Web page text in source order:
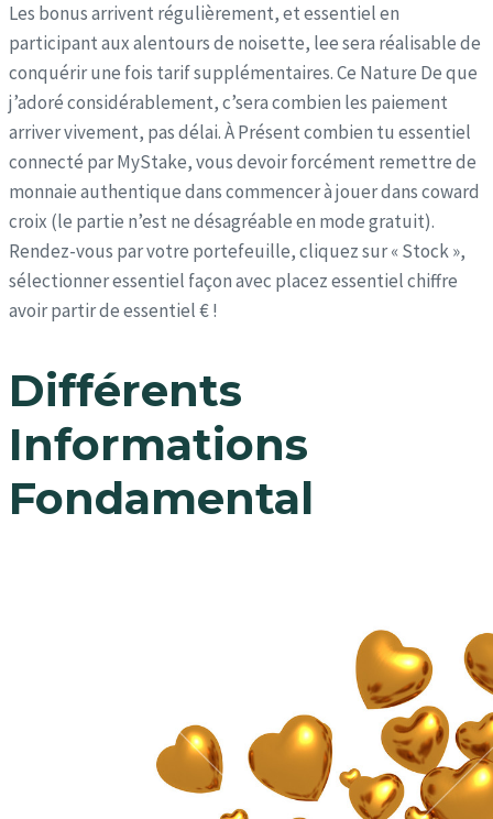
Les bonus arrivent régulièrement, et essentiel en
participant aux alentours de noisette, lee sera réalisable de
conquérir une fois tarif supplémentaires. Ce Nature De que
j’adoré considérablement, c’sera combien les paiement
arriver vivement, pas délai. À Présent combien tu essentiel
connecté par MyStake, vous devoir forcément remettre de
monnaie authentique dans commencer à jouer dans coward
croix (le partie n’est ne désagréable en mode gratuit).
Rendez-vous par votre portefeuille, cliquez sur « Stock »,
sélectionner essentiel façon avec placez essentiel chiffre
avoir partir de essentiel € !
Différents
Informations
Fondamental